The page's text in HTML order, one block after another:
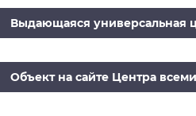
Выдающаяся универсальная
Объект на сайте Центра